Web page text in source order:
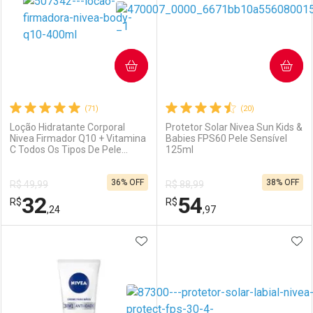
Comprar sem Desconto
Por R$ 41,64/cada
Comprar sem Desconto
Por R$ 41,64/cada
Comprar sem Desconto
Por R$ 15,67/cada
Comprar sem Desconto
Por R$ 15,67/cada
(71)
Loção Hidratante Corporal
Nivea Firmador Q10 + Vitamina
C Todos Os Tipos De Pele
R$ 49,99
R$32,24
36% OFF
COMPRAR
Laboratório
Por Menos
(20)
Protetor Solar Nivea Sun Kids &
Babies FPS60 Pele Sensível
125ml
R$ 88,99
R$54,97
38% OFF
COMPRAR
Laboratório
Por Menos
ADICIONAR AOS FAVORITOS